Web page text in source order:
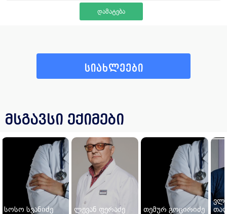
სიახლეები
მსგავსი ექიმები
სოსო სვანიძე ლევან ფერაძე თემურ გოცირიძე